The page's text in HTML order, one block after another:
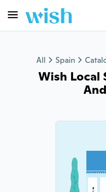
All Spain
Wish Local